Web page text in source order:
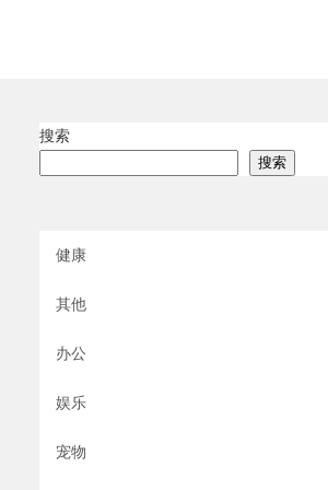
搜索
搜索
健康
其他
办公
娱乐
宠物